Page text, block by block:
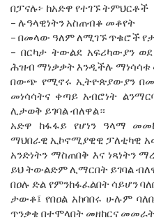
በፓናሉ፦ ከአድዋ የተገኙ ትምህርቶች
– ሉዓላዊነትን አስጠብቆ መቆየት
– በመላው ዓለም ለሚገኙ ጥቁሮች
– በርካታ ትውልደ አፍሪካውያን
ሕዝብ ማነቃቃት እንዲችሉ ማነሳሳቱ
በውጭ የሚኖሩ ኢትዮጵያውያን
መነሳሳትና ቀጣይ አብሮነት
ሊታወቅ ይገባል ብለዋል።
አድዋ ከፋፋይ የሆነን ዓላማ
ማህበራዊ ኢኮኖሚያዊዊ ፓለቲካዊ
አንድነትን ማስጠበቅ እና ነጻነትን
ይህ ትውልድም ሊማርበት ይገባል
በዐሉ ድል የምንከፋፈልበት ሳይሆን
ታውቆ፤ የበዐል አከባበሩ ሁሉም
ጥንቃቄ በተሞላበት መዘከርና መመራት